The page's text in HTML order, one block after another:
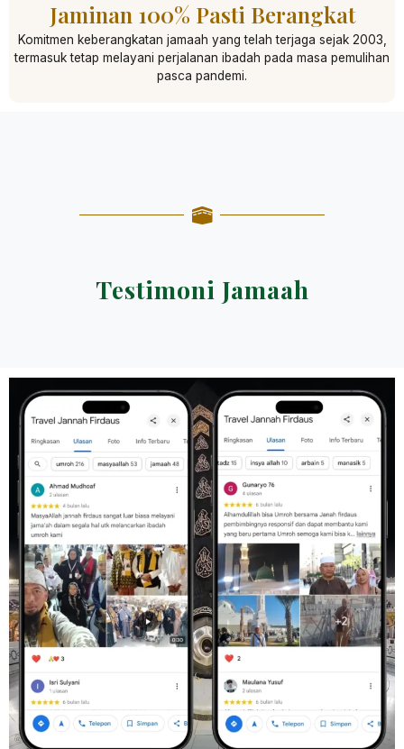
Jaminan 100% Pasti Berangkat
Komitmen keberangkatan jamaah yang telah terjaga sejak 2003,
termasuk tetap melayani perjalanan ibadah pada masa pemulihan
pasca pandemi.
Testimoni Jamaah